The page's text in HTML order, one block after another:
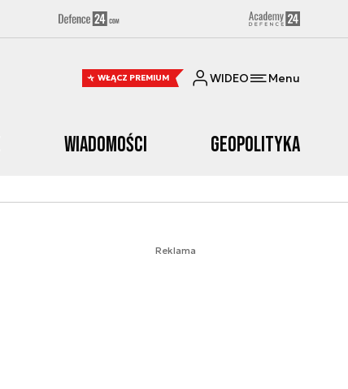
WŁĄCZ PREMIUM WIDEO Menu
Wiadomości Geopolityka
Reklama